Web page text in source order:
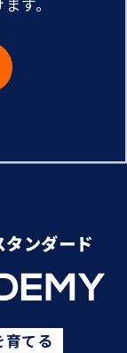
す。
ンダード
育てる